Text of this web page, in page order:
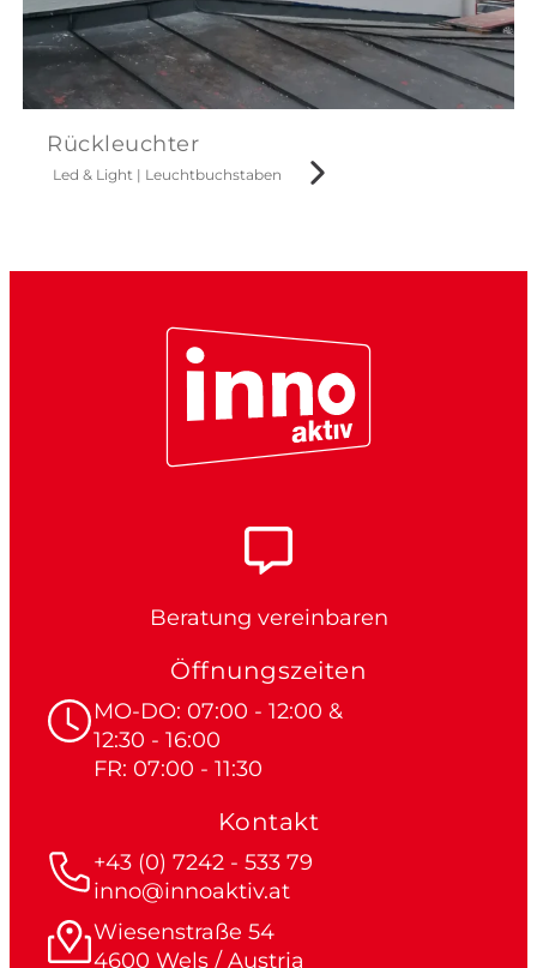
Rückleuchter
Led & Light | Leuchtbuchstaben
Beratung vereinbaren
Öffnungszeiten
MO-DO: 07:00 - 12:00 &
12:30 - 16:00
FR: 07:00 - 11:30
Kontakt
+43 (0) 7242 - 533 79
inno@innoaktiv.at
Wiesenstraße 54
4600 Wels / Austria